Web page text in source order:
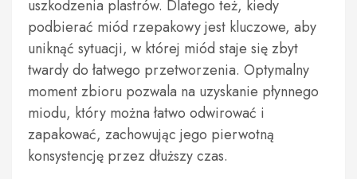
uszkodzenia plastrów. Dlatego też, kiedy
podbierać miód rzepakowy jest kluczowe, aby
uniknąć sytuacji, w której miód staje się zbyt
twardy do łatwego przetworzenia. Optymalny
moment zbioru pozwala na uzyskanie płynnego
miodu, który można łatwo odwirować i
zapakować, zachowując jego pierwotną
konsystencję przez dłuższy czas.